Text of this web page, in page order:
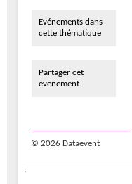
Evénements dans
cette thématique
Partager cet
evenement
© 2026 Dataevent